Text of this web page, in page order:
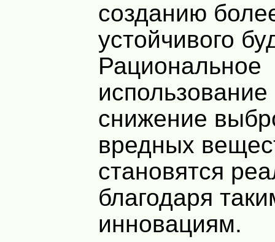
созданию
устойчивого
Рациональное
снижение
вредных
становятся
благодаря
инновациям.